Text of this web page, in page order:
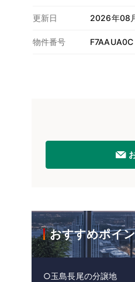
更新日 2026年08
物件番号 F7AAUA0C
おすすめポイ
○玉島長尾の分譲地